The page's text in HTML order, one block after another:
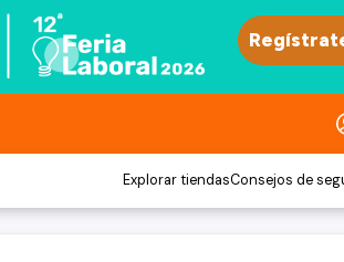
Explorar tiendasConsejos de